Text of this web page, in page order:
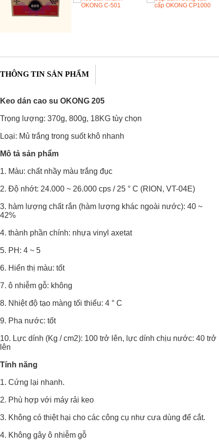
THÔNG TIN SẢN PHẨM
Keo dán cao su OKONG 205
Trọng lượng: 370g, 800g, 18KG tùy chọn
Loại: Mủ trắng trong suốt khô nhanh
Mô tả sản phẩm
1. Màu: chất nhầy màu trắng đục
2. Độ nhớt: 24.000 ~ 26.000 cps / 25 ° C (RION, VT-04E)
3. hàm lượng chất rắn (hàm lượng khác ngoài nước): 40 ~
42%
4. thành phần chính: nhựa vinyl axetat
5. PH: 4 ~ 5
6. Hiển thị màu: tốt
7. ô nhiễm gỗ: không
8. Nhiệt độ tạo màng tối thiểu: 4 ° C
9. Pha nước: tốt
10. Lực dính (Kg / cm2): 100 trở lên, lực dính chịu nước: 40 trở
lên
Tính năng
1. Cứng lại nhanh.
2. Phù hợp với máy rải keo
3. Không có thiệt hại cho các công cụ như cưa dùng để cắt.
4. Không gây ô nhiễm gỗ